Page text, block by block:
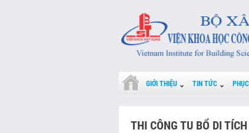
GIỚI THIỆU TIN TỨC
THI CÔNG TU BỔ DI TÍCH